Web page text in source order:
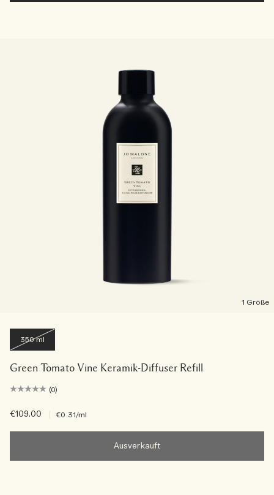
1 Größe
350 ml
Green Tomato Vine Keramik-Diffuser Refill
(0)
€109.00 €0.31/ml
Ausverkauft